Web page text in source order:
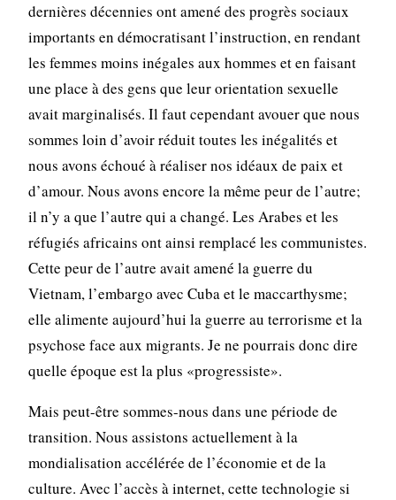
dernières décennies ont amené des progrès sociaux
importants en démocratisant l’instruction, en rendant
les femmes moins inégales aux hommes et en faisant
une place à des gens que leur orientation sexuelle
avait marginalisés. Il faut cependant avouer que nous
sommes loin d’avoir réduit toutes les inégalités et
nous avons échoué à réaliser nos idéaux de paix et
d’amour. Nous avons encore la même peur de l’autre;
il n’y a que l’autre qui a changé. Les Arabes et les
réfugiés africains ont ainsi remplacé les communistes.
Cette peur de l’autre avait amené la guerre du
Vietnam, l’embargo avec Cuba et le maccarthysme;
elle alimente aujourd’hui la guerre au terrorisme et la
psychose face aux migrants. Je ne pourrais donc dire
quelle époque est la plus «progressiste».
Mais peut-être sommes-nous dans une période de
transition. Nous assistons actuellement à la
mondialisation accélérée de l’économie et de la
culture. Avec l’accès à internet, cette technologie si